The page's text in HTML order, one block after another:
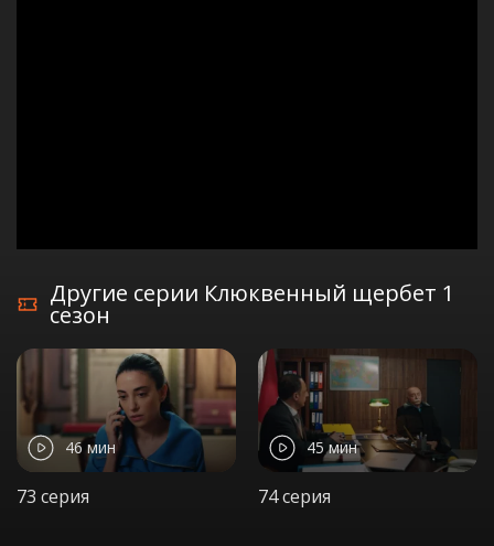
Другие серии Клюквенный щербет 1
сезон
46 мин
73 серия
45 мин
74 серия